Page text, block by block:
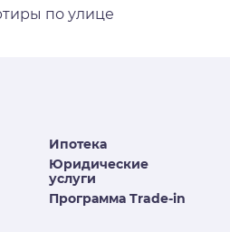
по улице
Ипотека
Юридические
услуги
Программа Trade-in